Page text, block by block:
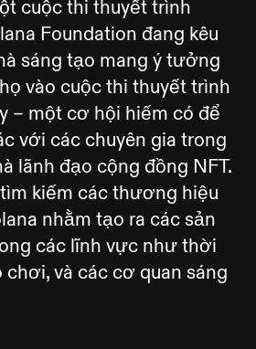
cuộc thi thuyết trình
Foundation đang kêu
sáng tạo mang ý tưởng
vào cuộc thi thuyết trình
– một cơ hội hiếm có để
với các chuyên gia trong
lãnh đạo cộng đồng NFT.
kiếm các thương hiệu
nhằm tạo ra các sản
các lĩnh vực như thời
và các cơ quan sáng